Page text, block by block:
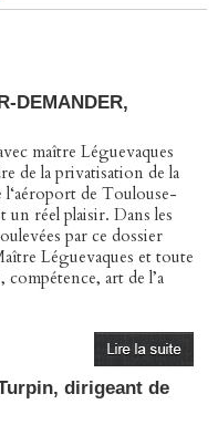
sur l'action
DEMANDER,
maître Léguevaques
de la privatisation de la
de Toulouse-
un réel plaisir. Dans les
par ce dossier
Léguevaques et toute
art de l’a
dirigeant de